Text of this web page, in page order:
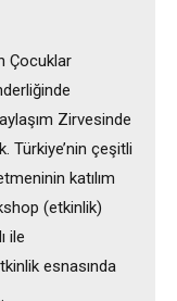
Çocuklar
Zirvesinde
Türkiye’nin çeşitli
katılım
(etkinlik)
ile
esnasında